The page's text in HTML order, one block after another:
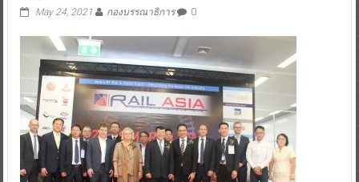
May 24, 2021 กองบรรณาธิการ 0